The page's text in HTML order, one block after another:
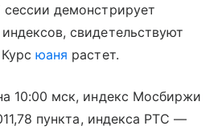
демонстрирует
свидетельствуют
Курсюаня растет.
10:00 мск, индекс Мосбиржи
пункта, индекса РТС —